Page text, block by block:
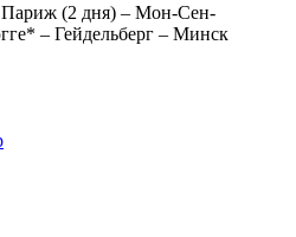
(2 дня) – Мон-Сен-
– Гейдельберг – Минск